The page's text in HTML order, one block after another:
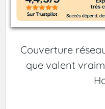
Couverture
que valent